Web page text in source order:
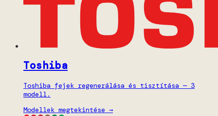
Toshiba
Toshiba fejek regenerálása és tisztítása — 3
modell.
Modellek megtekintése →